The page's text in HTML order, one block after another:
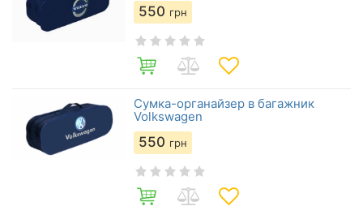
550 грн
Сумка-органайзер в багажник
Volkswagen
550 грн